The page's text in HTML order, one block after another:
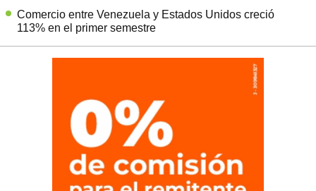
Comercio entre Venezuela y Estados Unidos creció
113% en el primer semestre